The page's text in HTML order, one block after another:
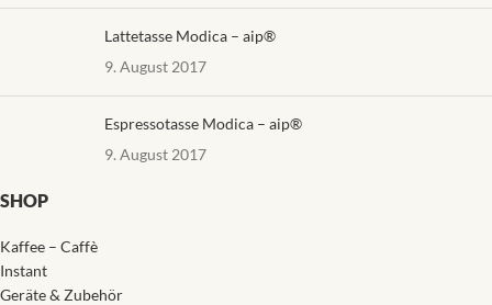
Lattetasse Modica – aip®
9. August 2017
Espressotasse Modica – aip®
9. August 2017
SHOP
Kaffee – Caffè
Instant
Geräte & Zubehör